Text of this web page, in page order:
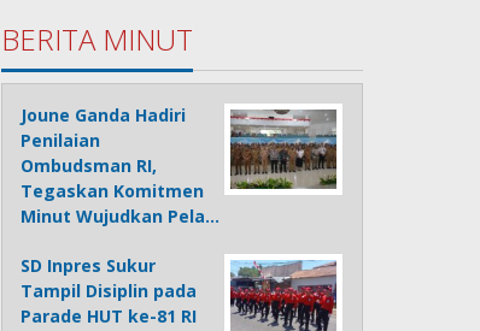
BERITA MINUT
Joune Ganda Hadiri
Penilaian
Ombudsman RI,
Tegaskan Komitmen
Minut Wujudkan Pela…
SD Inpres Sukur
Tampil Disiplin pada
Parade HUT ke-81 RI